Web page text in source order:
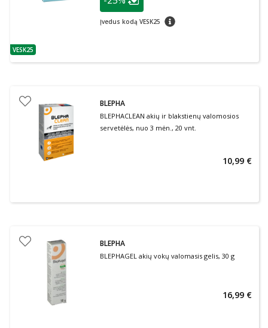
patarimas
VESK25
Lojalumo klubo narių nuolaida
Įvedus kodą VESK25 patarimas
BLEPHA
BLEPHACLEAN akių ir blakstienų valomosios
servetėlės, nuo 3 mėn., 20 vnt.
10,99 €
BLEPHA
BLEPHAGEL akių vokų valomasis gelis, 30 g
16,99 €